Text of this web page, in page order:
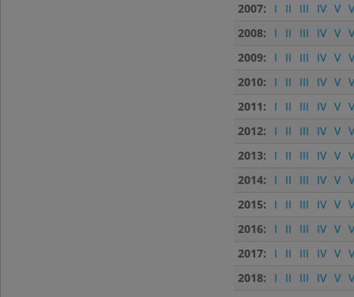
2007:
I II III IV V
2008:
I II III IV V
2009:
I II III IV V
2010:
I II III IV V
2011:
I II III IV V
2012:
I II III IV V
2013:
I II III IV V
2014:
I II III IV V
2015:
I II III IV V
2016:
I II III IV V
2017:
I II III IV V
2018:
I II III IV V